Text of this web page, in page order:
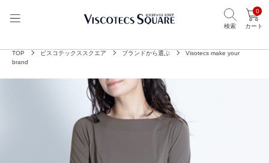
検索
0
カート
TOP ビスコテックススクエア ブランドから選ぶ
Visotecs make your
brand